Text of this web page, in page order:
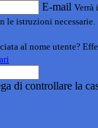
E-mail Verrà
le istruzioni necessarie.
al nome utente?
di controllare la